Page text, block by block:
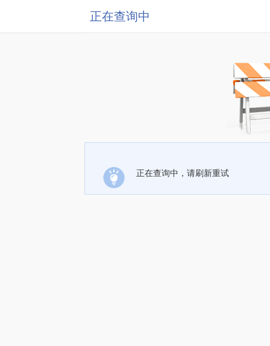
正在查询中
正在查询中，请刷新重试